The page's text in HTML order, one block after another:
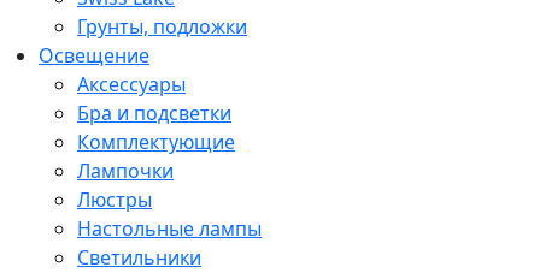
Грунты, подложки
Освещение
Аксессуары
Бра и подсветки
Комплектующие
Лампочки
Люстры
Настольные лампы
Светильники